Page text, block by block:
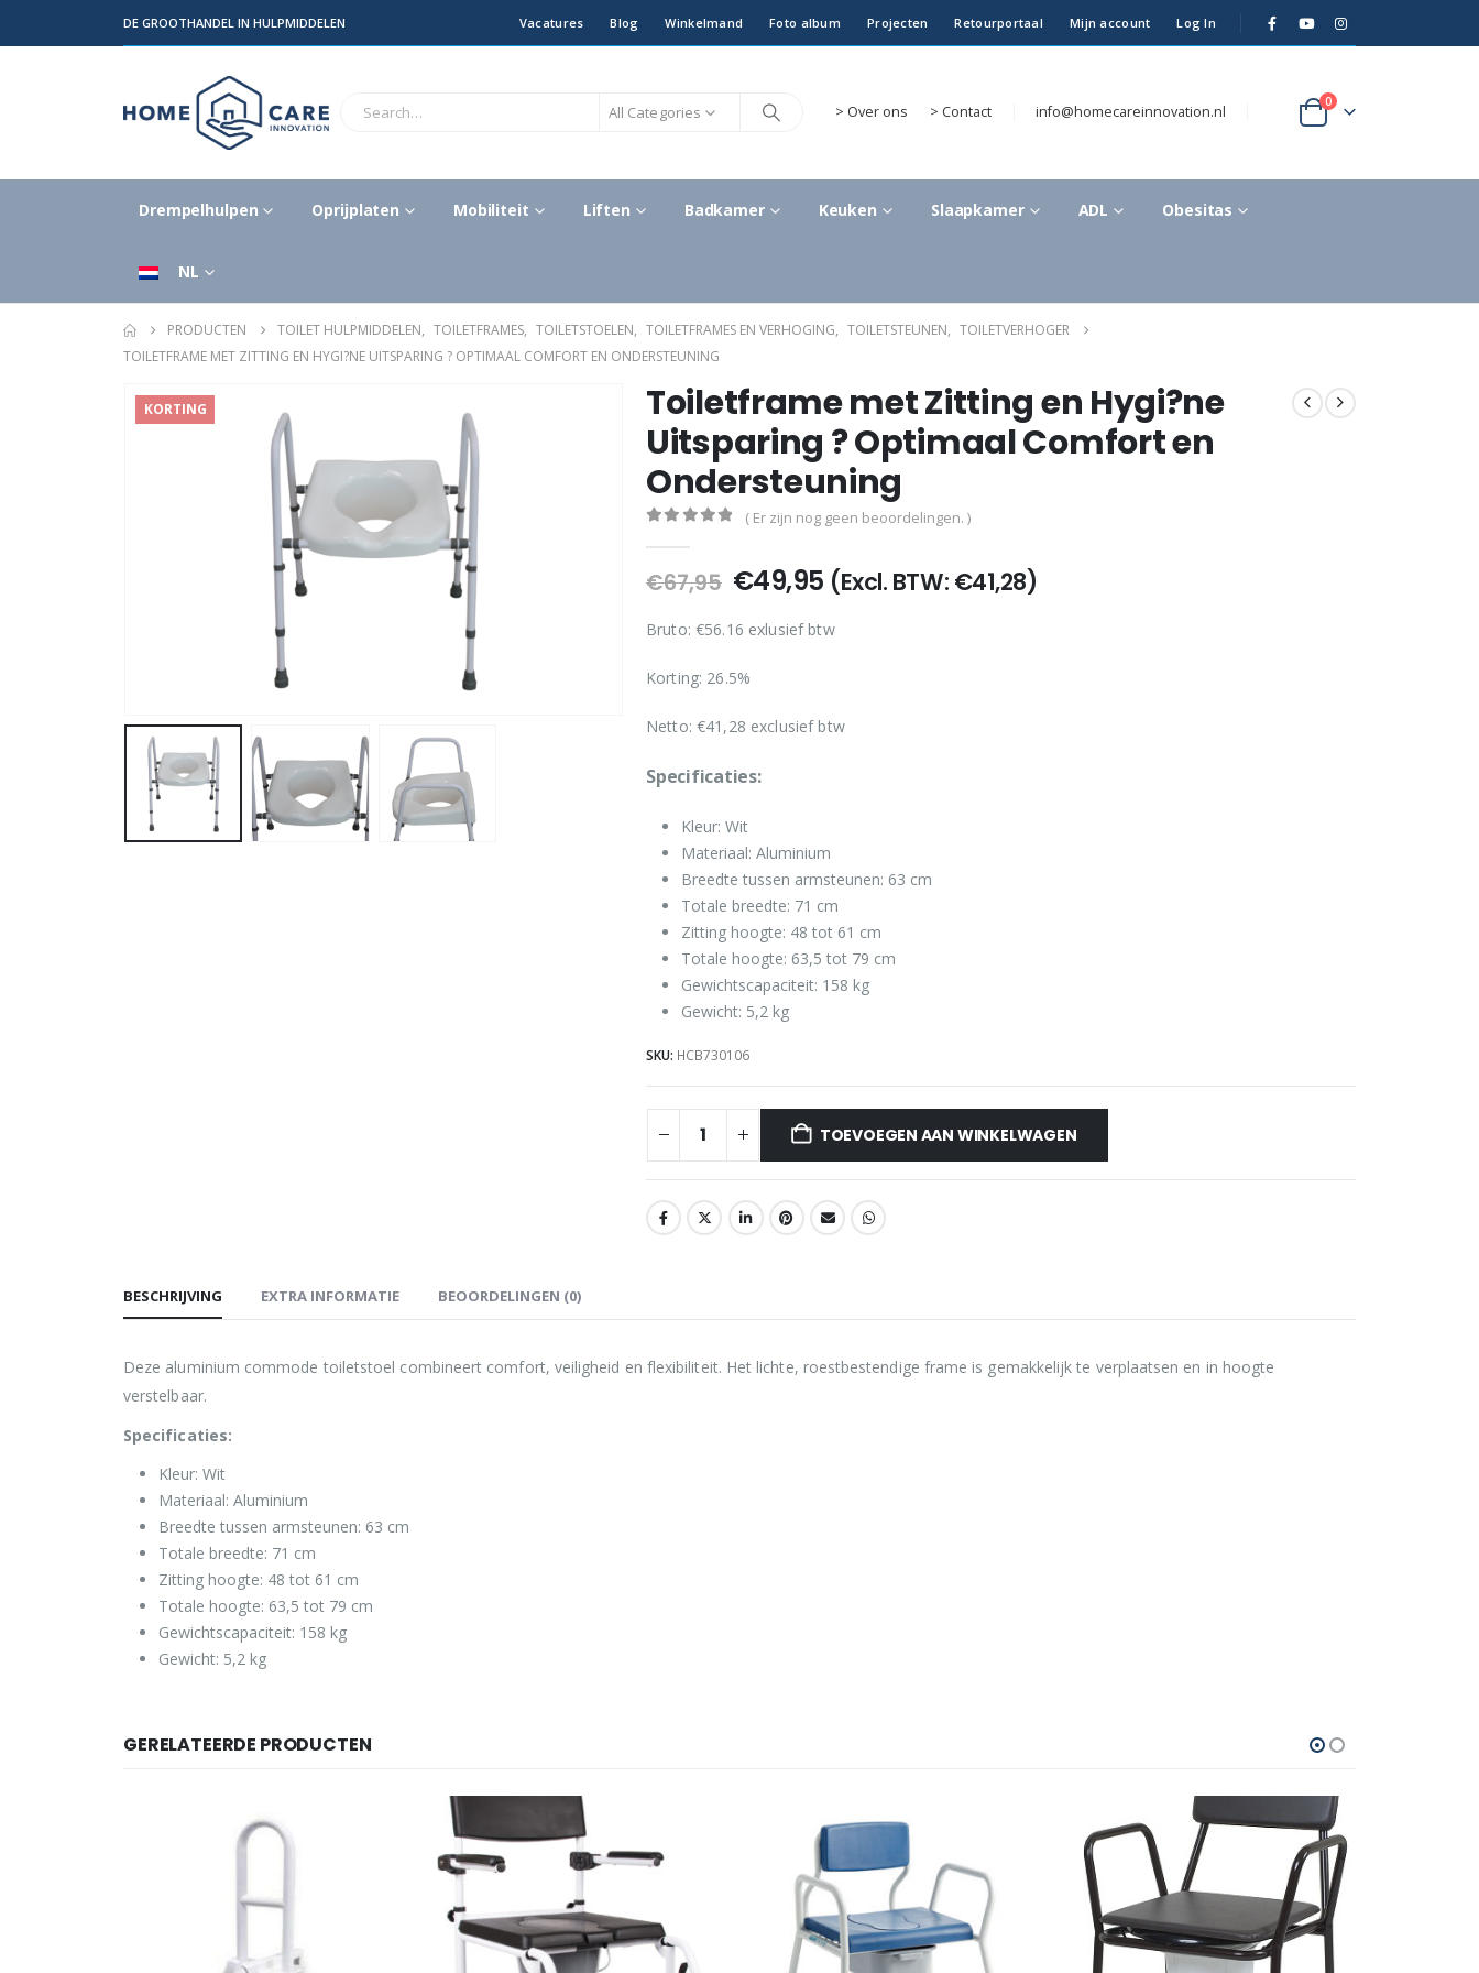
DE GROOTHANDEL IN HULPMIDDELEN Vacatures Blog Winkelmand Foto album Projecten Retourportaal Mijn account Log In
All Categories > Over ons > Contact info@homecareinnovation.nl
0
Drempelhulpen Oprijplaten Mobiliteit Liften Badkamer Keuken Slaapkamer ADL Obesitas
NL
PRODUCTEN TOILET HULPMIDDELEN, TOILETFRAMES, TOILETSTOELEN, TOILETFRAMES EN VERHOGING, TOILETSTEUNEN, TOILETVERHOGER
TOILETFRAME MET ZITTING EN HYGI?NE UITSPARING ? OPTIMAAL COMFORT EN ONDERSTEUNING
KORTING
Toiletframe met Zitting en Hygi?ne
Uitsparing ? Optimaal Comfort en
Ondersteuning
( Er zijn nog geen beoordelingen. )
€67,95 Oorspronkelijke
was:
€49,95Huidige
prijs
is:
(Excl. BTW: €41,28)
Bruto: €56.16 exlusief btw
Korting: 26.5%
Netto: €41,28 exclusief btw
Specificaties:
Kleur: Wit
Materiaal: Aluminium
Breedte tussen armsteunen: 63 cm
Totale breedte: 71 cm
Zitting hoogte: 48 tot 61 cm
Totale hoogte: 63,5 tot 79 cm
Gewichtscapaciteit: 158 kg
Gewicht: 5,2 kg
SKU: HCB730106
TOEVOEGEN AAN WINKELWAGEN
BESCHRIJVING EXTRA INFORMATIE BEOORDELINGEN (0)
Deze aluminium commode toiletstoel combineert comfort, veiligheid en flexibiliteit. Het lichte, roestbestendige frame is gemakkelijk te verplaatsen en in hoogte
verstelbaar.
Specificaties:
Kleur: Wit
Materiaal: Aluminium
Breedte tussen armsteunen: 63 cm
Totale breedte: 71 cm
Zitting hoogte: 48 tot 61 cm
Totale hoogte: 63,5 tot 79 cm
Gewichtscapaciteit: 158 kg
Gewicht: 5,2 kg
GERELATEERDE PRODUCTEN